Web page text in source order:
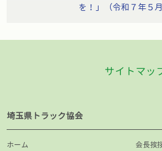
を！」（令和７年５
サイトマッ
埼玉県トラック協会
ホーム
会長挨